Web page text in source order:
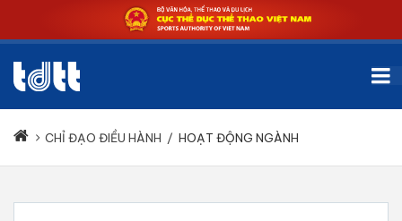
CHỈ ĐẠO ĐIỀU HÀNH / HOẠT ĐỘNG NGÀNH